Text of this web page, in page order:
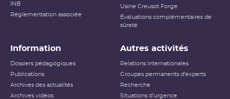
INB
Réglementation associée
Usine Creusot Forge
Évaluations complémentaires de
sûreté
Information
Dossiers pédagogiques
Publications
Archives des actualités
Archives vidéos
Autres activités
Relations internationales
Groupes permanents d'experts
Recherche
Situations d'urgence